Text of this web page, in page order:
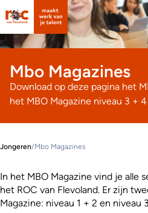
Mbo Magazines
Download op deze pagina het
het MBO Magazine niveau 3 + 4
Jongeren/Mbo Magazines
In het MBO Magazine vind je alle
het ROC van Flevoland. Er zijn
Magazine: niveau 1 + 2 en niveau